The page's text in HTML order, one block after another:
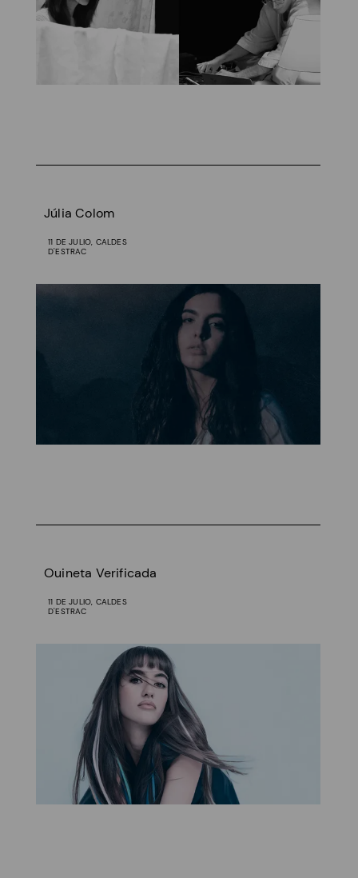
Júlia Colom
11 DE JULIO, CALDES
D'ESTRAC
Ouineta Verificada
11 DE JULIO, CALDES
D'ESTRAC